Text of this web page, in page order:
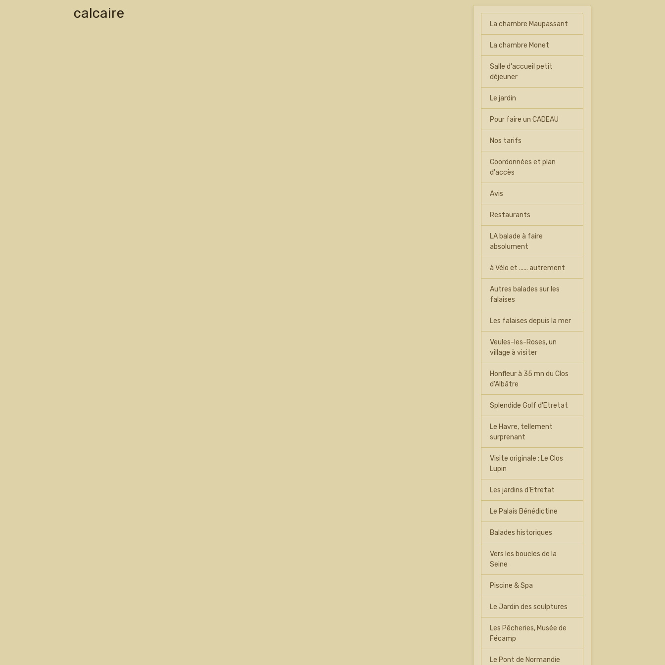
calcaire
La chambre Maupassant
La chambre Monet
Salle d'accueil petit
déjeuner
Le jardin
Pour faire un CADEAU
Nos tarifs
Coordonnées et plan
d'accès
Avis
Restaurants
LA balade à faire
absolument
à Vélo et ...... autrement
Autres balades sur les
falaises
Les falaises depuis la mer
Veules-les-Roses, un
village à visiter
Honfleur à 35 mn du Clos
d'Albâtre
Splendide Golf d'Etretat
Le Havre, tellement
surprenant
Visite originale : Le Clos
Lupin
Les jardins d'Etretat
Le Palais Bénédictine
Balades historiques
Vers les boucles de la
Seine
Piscine & Spa
Le Jardin des sculptures
Les Pêcheries, Musée de
Fécamp
Le Pont de Normandie